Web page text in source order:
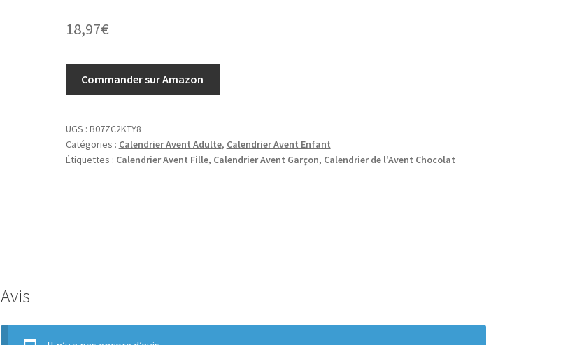
18,97€
Commander sur Amazon
UGS : B07ZC2KTY8
Catégories : Calendrier Avent Adulte, Calendrier Avent Enfant
Étiquettes : Calendrier Avent Fille, Calendrier Avent Garçon, Calendrier de l'Avent Chocolat
Avis